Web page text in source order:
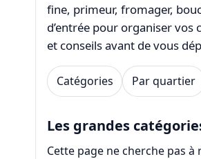
fine, primeur, fromager,
d’entrée pour organiser
et conseils avant de vous
Catégories Par quartier
Les grandes
Cette page ne cherche pas à